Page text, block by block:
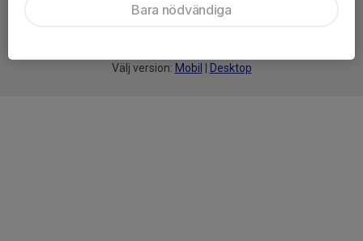
Välj version: Mobil Desktop
Bara nödvändiga